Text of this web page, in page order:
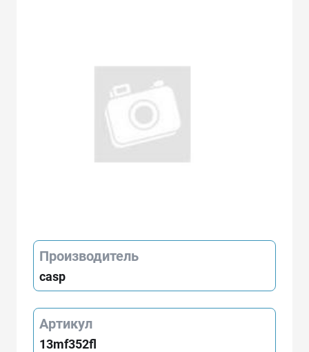
Производитель
casp
Артикул
13mf352fl